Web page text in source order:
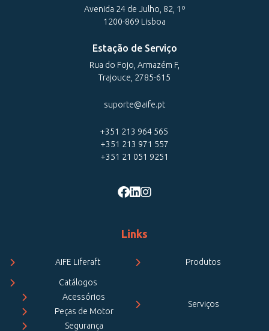
Avenida 24 de Julho, 82, 1º
1200-869 Lisboa
Estação de Serviço
Rua do Fojo, Armazém F,
Trajouce, 2785-615
suporte@aife.pt
+351 213 964 565
+351 213 971 557
+351 21 051 9251
Links
AIFE Liferaft Produtos
Catálogos
Acessórios
Peças de Motor
Segurança
Serviços